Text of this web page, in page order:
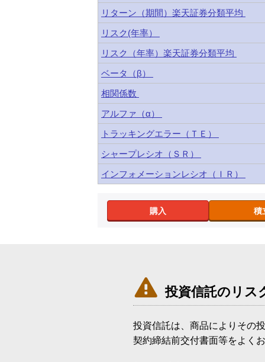
リターン（期間）楽天証券分類平均
リスク(年率）
リスク（年率）楽天証券分類平均
ベータ（β）
相関係数
アルファ（α）
トラッキングエラー（ＴＥ）
シャープレシオ（ＳＲ）
インフォメーションレシオ（ＩＲ）
購入 積
 投資信託のリス
投資信託は、商品によりその
契約締結前交付書面等をよく